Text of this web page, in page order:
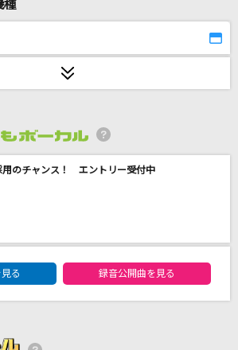
種
用のチャンス！ エントリー受付中
もボーカルエントリーランキング
る
録音公開曲を見る